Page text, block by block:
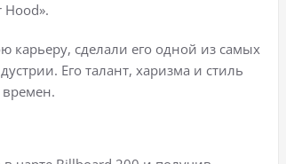
карьеру, сделали его одной из самых
Его талант, харизма и стиль
времен.